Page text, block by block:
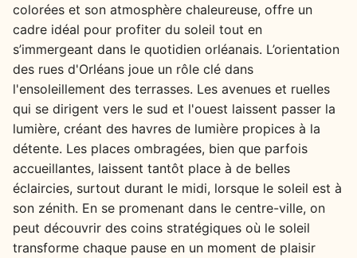
colorées et son atmosphère chaleureuse, offre un
cadre idéal pour profiter du soleil tout en
s’immergeant dans le quotidien orléanais. L’orientation
des rues d'Orléans joue un rôle clé dans
l'ensoleillement des terrasses. Les avenues et ruelles
qui se dirigent vers le sud et l'ouest laissent passer la
lumière, créant des havres de lumière propices à la
détente. Les places ombragées, bien que parfois
accueillantes, laissent tantôt place à de belles
éclaircies, surtout durant le midi, lorsque le soleil est à
son zénith. En se promenant dans le centre-ville, on
peut découvrir des coins stratégiques où le soleil
transforme chaque pause en un moment de plaisir